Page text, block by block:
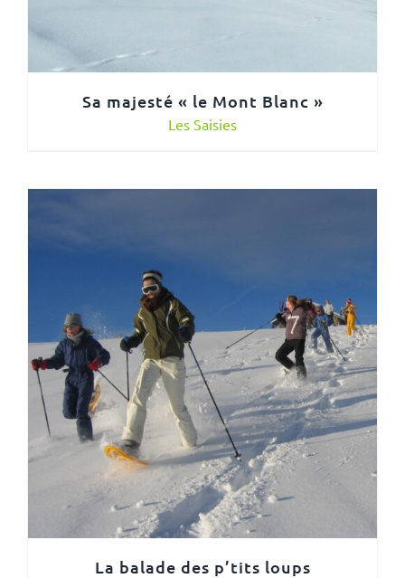
Sa majesté « le Mont Blanc »
Les Saisies
La balade des p’tits loups